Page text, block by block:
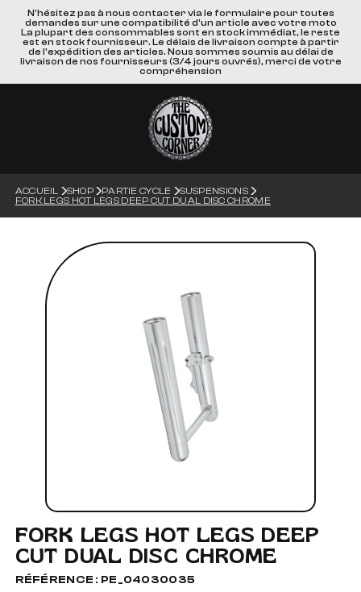
N'hésitez pas à nous contacter via le formulaire pour toutes
demandes sur une compatibilité d'un article avec votre moto
La plupart des consommables sont en stock immédiat, le reste
est en stock fournisseur. Le délais de livraison compte à partir
de l'expédition des articles. Nous sommes soumis au délai de
livraison de nos fournisseurs (3/4 jours ouvrés), merci de votre
compréhension
ACCUEIL SHOP PARTIE CYCLE
SUSPENSIONS
FORK LEGS HOT LEGS DEEP CUT DUAL DISC CHROME
FORK LEGS HOT LEGS DEEP
CUT DUAL DISC CHROME
RÉFÉRENCE : PE_04030035